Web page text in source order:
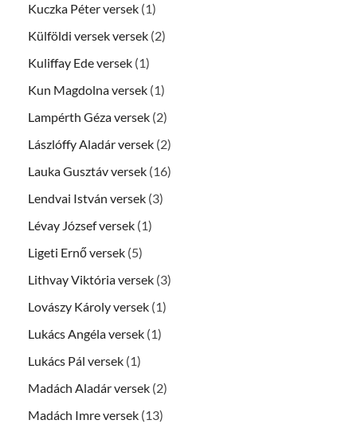
Kuczka Péter versek (1)
Külföldi versek versek (2)
Kuliffay Ede versek (1)
Kun Magdolna versek (1)
Lampérth Géza versek (2)
Lászlóffy Aladár versek (2)
Lauka Gusztáv versek (16)
Lendvai István versek (3)
Lévay József versek (1)
Ligeti Ernő versek (5)
Lithvay Viktória versek (3)
Lovászy Károly versek (1)
Lukács Angéla versek (1)
Lukács Pál versek (1)
Madách Aladár versek (2)
Madách Imre versek (13)